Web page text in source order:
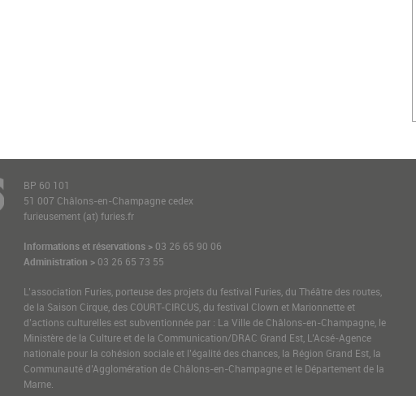
BP 60 101
51 007 Châlons-en-Champagne cedex
furieusement (at) furies.fr
Informations et réservations > 03 26 65 90 06
Administration > 03 26 65 73 55
L’association Furies, porteuse des projets du festival Furies, du Théâtre des routes,
de la Saison Cirque, des COURT-CIRCUS, du festival Clown et Marionnette et
d’actions culturelles est subventionnée par : La Ville de Châlons-en-Champagne, le
Ministère de la Culture et de la Communication/DRAC Grand Est, L’Acsé-Agence
nationale pour la cohésion sociale et l’égalité des chances, la Région Grand Est, la
Communauté d’Agglomération de Châlons-en-Champagne et le Département de la
Marne.